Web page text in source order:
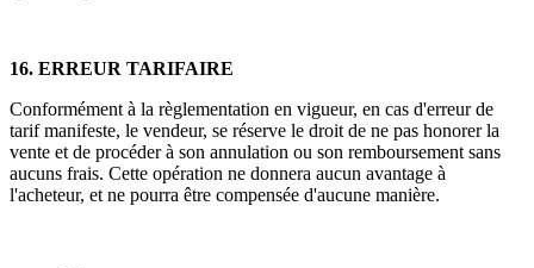
16. ERREUR TARIFAIRE
Conformément à la règlementation en vigueur, en cas d'erreur de
tarif manifeste, le vendeur, se réserve le droit de ne pas honorer la
vente et de procéder à son annulation ou son remboursement sans
aucuns frais. Cette opération ne donnera aucun avantage à
l'acheteur, et ne pourra être compensée d'aucune manière.